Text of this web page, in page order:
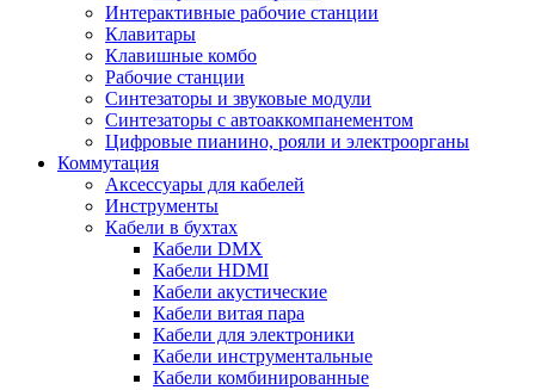
Интерактивные рабочие станции
Клавитары
Клавишные комбо
Рабочие станции
Синтезаторы и звуковые модули
Синтезаторы с автоаккомпанементом
Цифровые пианино, рояли и электроорганы
Коммутация
Аксессуары для кабелей
Инструменты
Кабели в бухтах
Кабели DMX
Кабели HDMI
Кабели акустические
Кабели витая пара
Кабели для электроники
Кабели инструментальные
Кабели комбинированные